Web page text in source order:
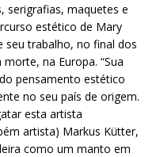
serigrafias, maquetes e
estético de Mary
seu trabalho, no final dos
na Europa. “Sua
pensamento estético
no seu país de origem.
esta artista
artista) Markus Kütter,
como um manto em